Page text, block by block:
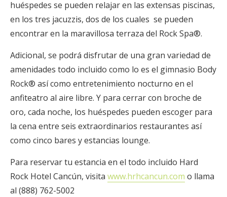
huéspedes se pueden relajar en las extensas piscinas,
en los tres jacuzzis, dos de los cuales se pueden
encontrar en la maravillosa terraza del Rock Spa®.
Adicional, se podrá disfrutar de una gran variedad de
amenidades todo incluido como lo es el gimnasio Body
Rock® así como entretenimiento nocturno en el
anfiteatro al aire libre. Y para cerrar con broche de
oro, cada noche, los huéspedes pueden escoger para
la cena entre seis extraordinarios restaurantes así
como cinco bares y estancias lounge.
Para reservar tu estancia en el todo incluido Hard
Rock Hotel Cancún, visita www.hrhcancun.com o llama
al (888) 762-5002